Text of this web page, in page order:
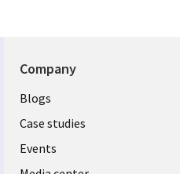
Company
Useful
links
CZECH
Blogs
Case studies
Events